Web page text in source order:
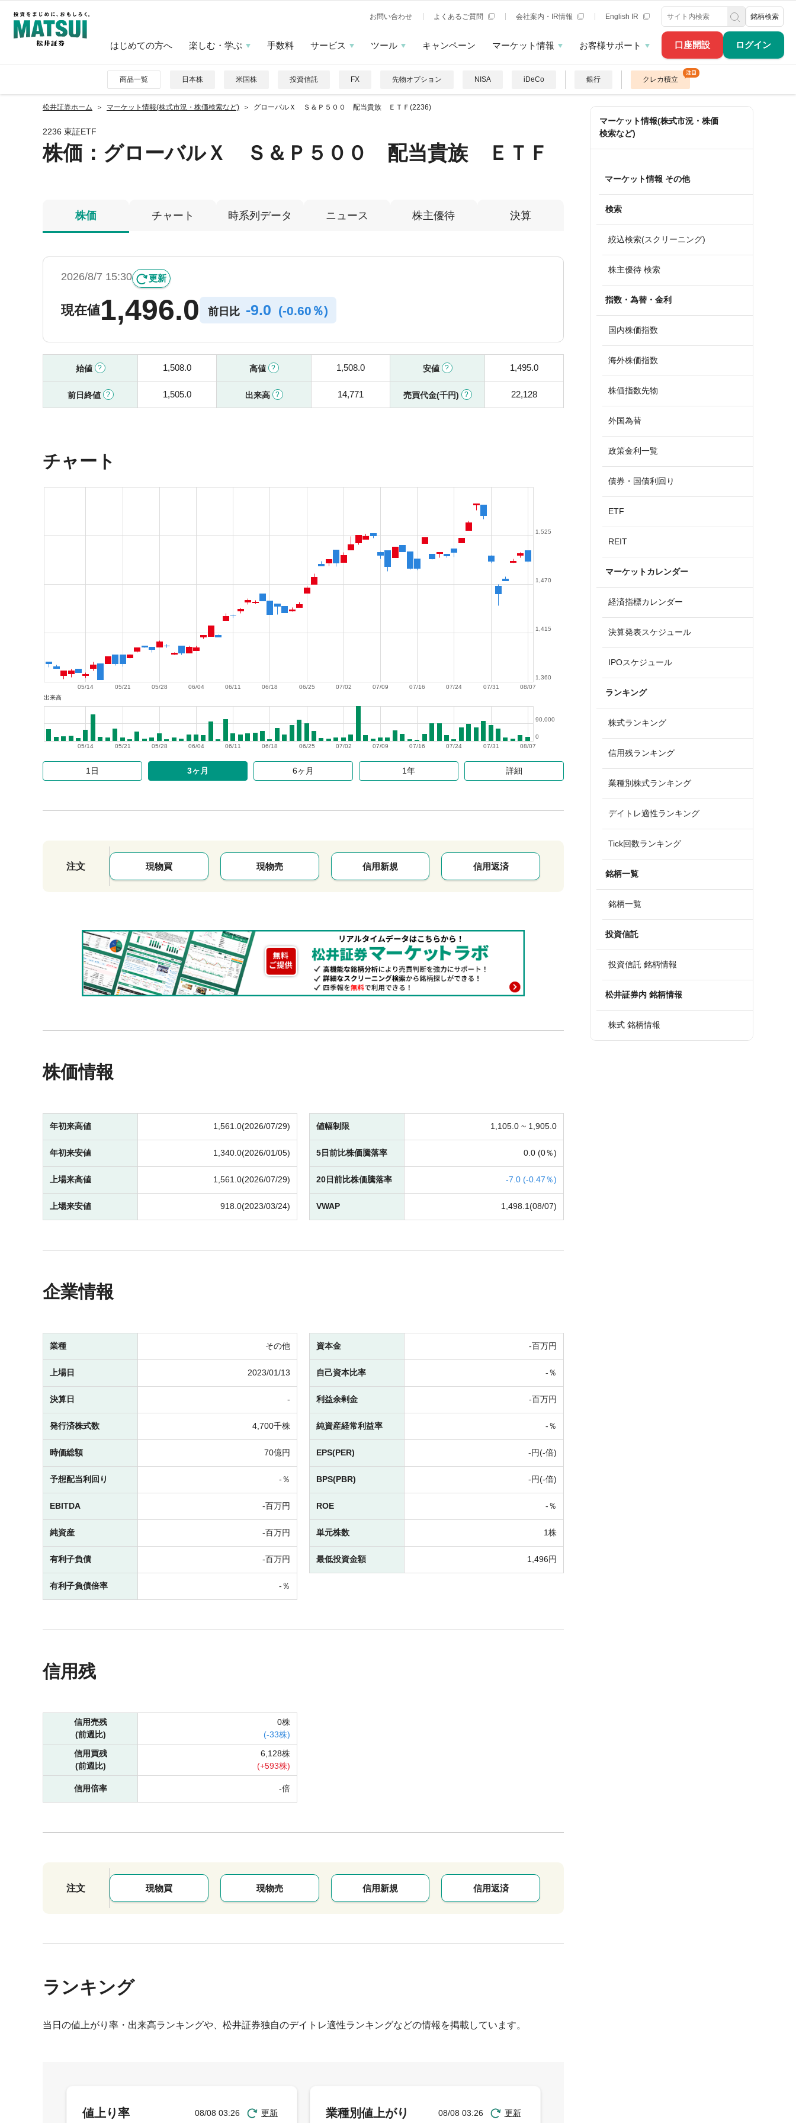
口座開設 ログイン
お問い合わせ よくあるご質問 会社案内・IR情報 English IR 銘柄検索
はじめての方へ 楽しむ・学ぶ 手数料 サービス ツール キャンペーン マーケット情報 お客様サポート
商品一覧 日本株 米国株 投資信託 FX 先物オプション NISA iDeCo 銀行 クレカ積立
松井証券ホーム マーケット情報(株式市況・株価検索など) グローバルＸ Ｓ＆Ｐ５００ 配当貴族 ＥＴＦ(2236)
2236 東証ETF
株価 ：グローバルＸ Ｓ＆Ｐ５００ 配当貴族 ＥＴＦ
株価 チャート 時系列データ ニュース 株主優待 決算
2026/8/7 15:30 更新
現在値1,496.0 前日比 -9.0 (-0.60％)
始値 1,508.0 高値 1,508.0 安値 1,495.0
前日終値 1,505.0 出来高 14,771 売買代金(千円) 22,128
チャート
08/07
07/31
07/24
07/16
07/09
07/02
06/25
06/18
06/11
06/04
05/28
05/21
05/14
1,360
1,415
1,470
1,525
出来高
08/07
07/31
07/24
07/16
07/09
07/02
06/25
06/18
06/11
06/04
05/28
05/21
05/14
0
90,000
1日 3ヶ月 6ヶ月 1年 詳細
注文 現物買 現物売 信用新規 信用返済
株価情報
年初来高値 1,561.0(2026/07/29)
年初来安値 1,340.0(2026/01/05)
上場来高値 1,561.0(2026/07/29)
上場来安値 918.0(2023/03/24)
値幅制限 1,105.0 ~ 1,905.0
5日前比株価騰落率 0.0 (0％)
20日前比株価騰落率 -7.0 (-0.47％)
VWAP 1,498.1(08/07)
企業情報
業種 その他
上場日 2023/01/13
決算日 -
発行済株式数 4,700千株
時価総額 70億円
予想配当利回り -％
EBITDA -百万円
純資産 -百万円
有利子負債 -百万円
有利子負債倍率 -％
資本金 -百万円
自己資本比率 -％
利益余剰金 -百万円
純資産経常利益率 -％
EPS(PER) -円(-倍)
BPS(PBR) -円(-倍)
ROE -％
単元株数 1株
最低投資金額 1,496円
信用残
信用売残
(前週比)
0株
(-33株)
信用買残
(前週比)
6,128株
(+593株)
信用倍率 -倍
注文 現物買 現物売 信用新規 信用返済
ランキング
当日の値上がり率・出来高ランキングや、松井証券独自のデイトレ適性ランキングなどの情報を掲載しています。
マーケット情報(株式市況・株価
検索など)
マーケット情報 その他
検索
絞込検索(スクリーニング)
株主優待 検索
指数・為替・金利
国内株価指数
海外株価指数
株価指数先物
外国為替
政策金利一覧
債券・国債利回り
ETF
REIT
マーケットカレンダー
経済指標カレンダー
決算発表スケジュール
IPOスケジュール
ランキング
株式ランキング
信用残ランキング
業種別株式ランキング
デイトレ適性ランキング
Tick回数ランキング
銘柄一覧
銘柄一覧
投資信託
投資信託 銘柄情報
松井証券内 銘柄情報
株式 銘柄情報